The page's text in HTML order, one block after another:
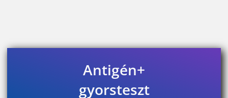
Antigén+
gyorsteszt